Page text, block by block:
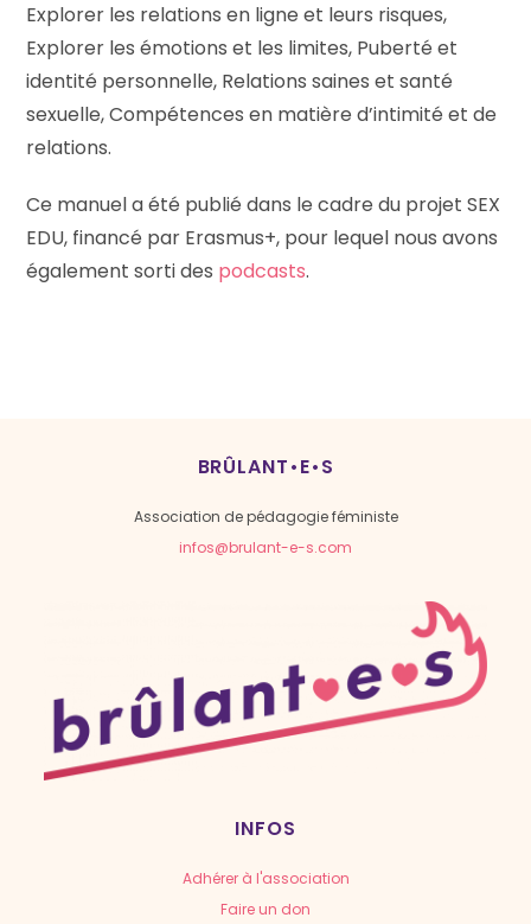
Explorer les relations en ligne et leurs risques,
Explorer les émotions et les limites, Puberté et
identité personnelle, Relations saines et santé
sexuelle, Compétences en matière d’intimité et de
relations.
Ce manuel a été publié dans le cadre du projet SEX
EDU, financé par Erasmus+, pour lequel nous avons
également sorti des podcasts.
BRÛLANT•E•S
Association de pédagogie féministe
infos@brulant-e-s.com
INFOS
Adhérer à l'association
Faire un don